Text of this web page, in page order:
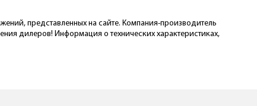
представленных на сайте. Компания-производитель
дилеров! Информация о технических характеристиках,